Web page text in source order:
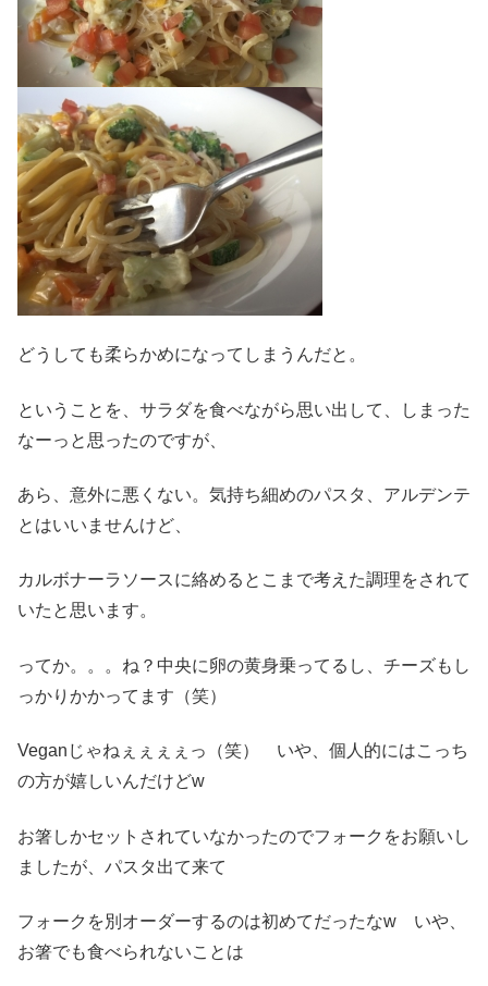
どうしても柔らかめになってしまうんだと。
ということを、サラダを食べながら思い出して、しまった
なーっと思ったのですが、
あら、意外に悪くない。気持ち細めのパスタ、アルデンテ
とはいいませんけど、
カルボナーラソースに絡めるとこまで考えた調理をされて
いたと思います。
ってか。。。ね？中央に卵の黄身乗ってるし、チーズもし
っかりかかってます（笑）
Veganじゃねぇぇぇぇっ（笑） いや、個人的にはこっち
の方が嬉しいんだけどw
お箸しかセットされていなかったのでフォークをお願いし
ましたが、パスタ出て来て
フォークを別オーダーするのは初めてだったなw いや、
お箸でも食べられないことは